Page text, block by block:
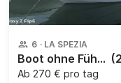
6 · LA SPEZIA
Boot ohne Führerschein TRIMARCHI 57S 40PS
Ab 270 € pro tag